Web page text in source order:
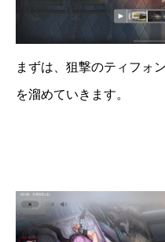
まずは、狙撃のティフォ
を溜めていきます。